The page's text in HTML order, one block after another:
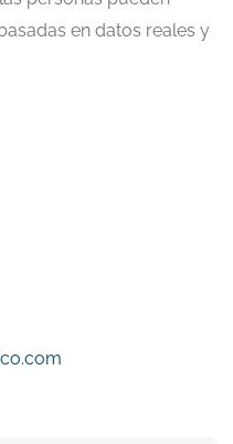
en datos reales y